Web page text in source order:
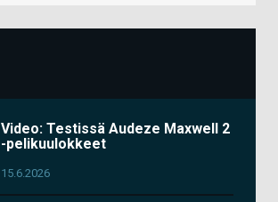
Video: Testissä Audeze Maxwell 2
-pelikuulokkeet
15.6.2026